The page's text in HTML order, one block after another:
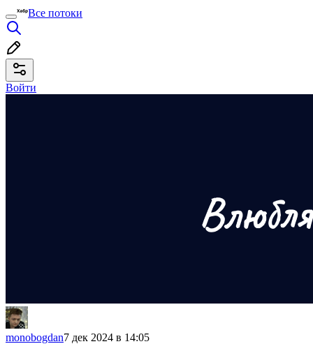
Все потоки
Войти
monobogdan7 дек 2024 в 14:05